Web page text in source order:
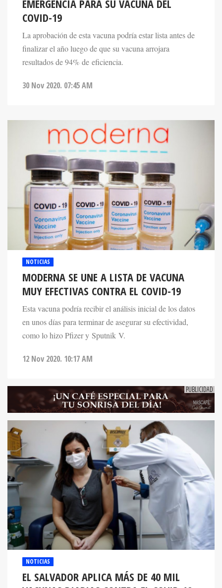
EMERGENCIA PARA SU VACUNA DEL
COVID-19
La aprobación de esta vacuna podría estar lista antes de
finalizar el año luego de que su vacuna arrojara
resultados de 94% de eficiencia.
30 Nov 2020. 07:45 AM
NOTICIAS
MODERNA SE UNE A LISTA DE VACUNA
MUY EFECTIVAS CONTRA EL COVID-19
Esta vacuna podría recibir el análisis inicial de los datos
en unos días para terminar de asegurar su efectividad,
como lo hizo Pfizer y Sputnik V.
12 Nov 2020. 10:17 AM
NOTICIAS
EL SALVADOR APLICA MÁS DE 40 MIL
VACUNAS DIARIAS CONTRA EL COVID-19